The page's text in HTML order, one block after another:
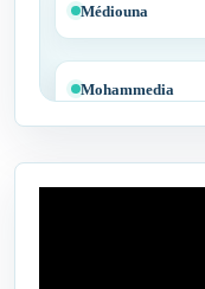
Médiouna
Mohammedia
Tit Mellil